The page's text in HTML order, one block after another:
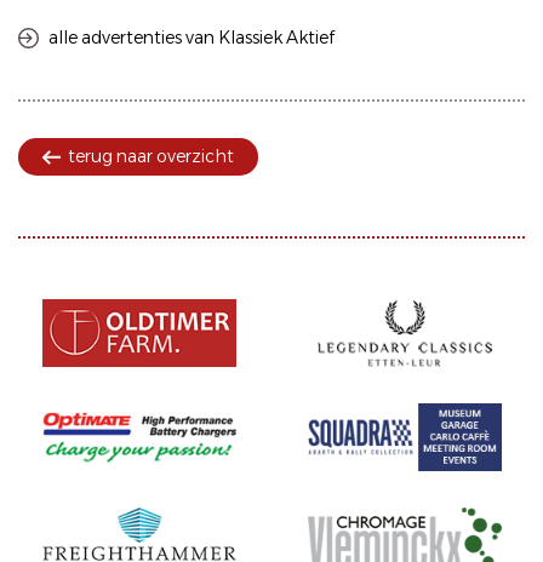
alle advertenties van Klassiek Aktief
terug naar overzicht